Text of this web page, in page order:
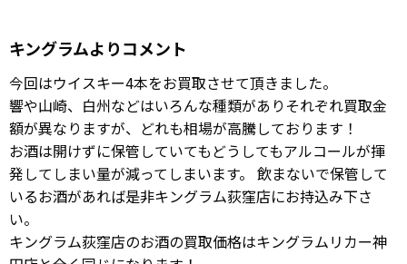
キングラムよりコメント
今回はウイスキー4本をお買取させて頂きました。
響や山崎、白州などはいろんな種類がありそれぞれ買取金
額が異なりますが、どれも相場が高騰しております！
お酒は開けずに保管していてもどうしてもアルコールが揮
発してしまい量が減ってしまいます。 飲まないで保管して
いるお酒があれば是非キングラム荻窪店にお持込み下さ
い。
キングラム荻窪店のお酒の買取価格はキングラムリカー神